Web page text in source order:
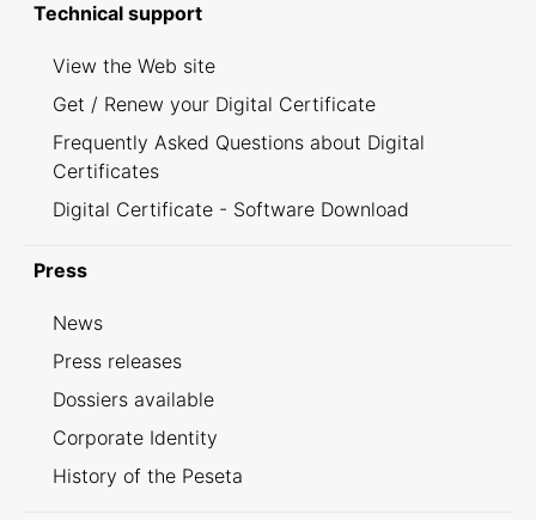
Technical support
View the Web site
Get / Renew your Digital Certificate
Frequently Asked Questions about Digital
Certificates
Digital Certificate - Software Download
Press
News
Press releases
Dossiers available
Corporate Identity
History of the Peseta